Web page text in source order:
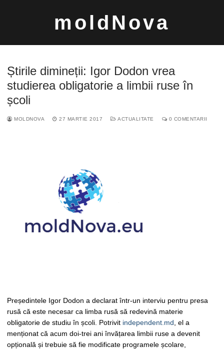
moldNova
după:
Știrile dimineții: Igor Dodon vrea
studierea obligatorie a limbii ruse în
școli
MOLDNOVA 27 MARTIE 2017 ACTUALITATE 0 COMENTARII
Președintele Igor Dodon a declarat într-un interviu pentru presa
rusă că este necesar ca limba rusă să redevină materie
obligatorie de studiu în școli. Potrivit independent.md , el a
menționat că acum doi-trei ani învățarea limbii ruse a devenit
opțională și trebuie să fie modificate programele școlare,